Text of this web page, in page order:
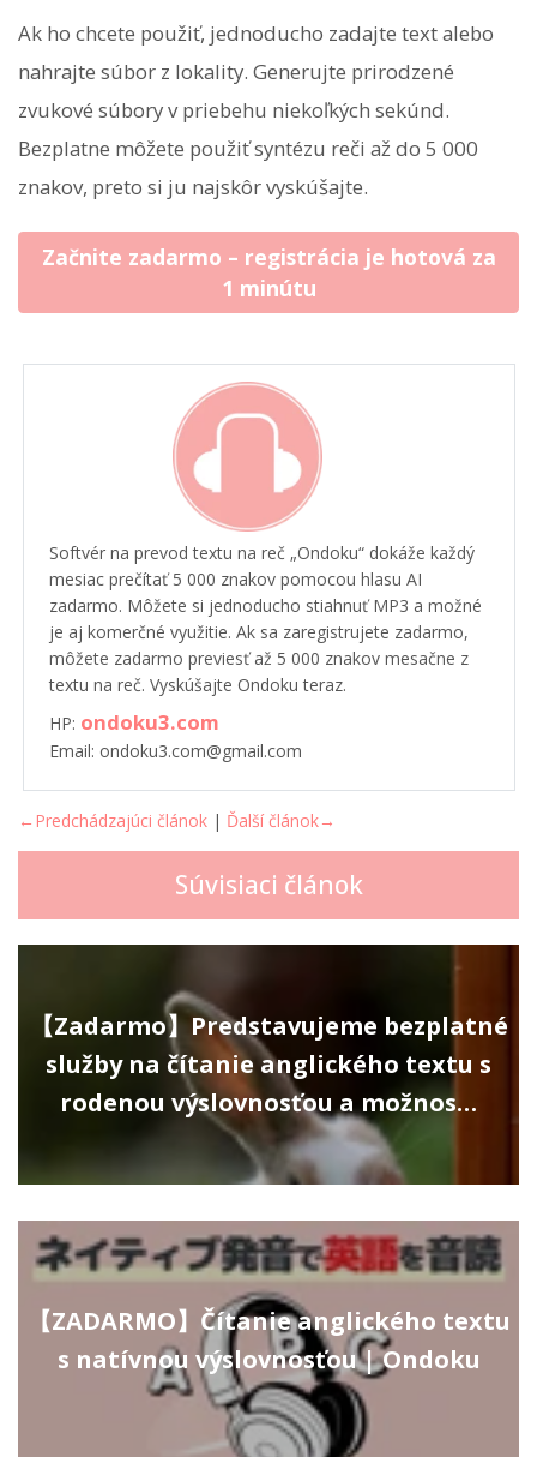
Ak ho chcete použiť, jednoducho zadajte text alebo
nahrajte súbor z lokality. Generujte prirodzené
zvukové súbory v priebehu niekoľkých sekúnd.
Bezplatne môžete použiť syntézu reči až do 5 000
znakov, preto si ju najskôr vyskúšajte.
Začnite zadarmo – registrácia je hotová za
1 minútu
Softvér na prevod textu na reč „Ondoku“ dokáže každý
mesiac prečítať 5 000 znakov pomocou hlasu AI
zadarmo. Môžete si jednoducho stiahnuť MP3 a možné
je aj komerčné využitie. Ak sa zaregistrujete zadarmo,
môžete zadarmo previesť až 5 000 znakov mesačne z
textu na reč. Vyskúšajte Ondoku teraz.
HP: ondoku3.com
Email: ondoku3.com@gmail.com
←Predchádzajúci článok | Ďalší článok→
Súvisiaci článok
【Zadarmo】Predstavujeme bezplatné
služby na čítanie anglického textu s
rodenou výslovnosťou a možnos…
【ZADARMO】Čítanie anglického textu
s natívnou výslovnosťou | Ondoku